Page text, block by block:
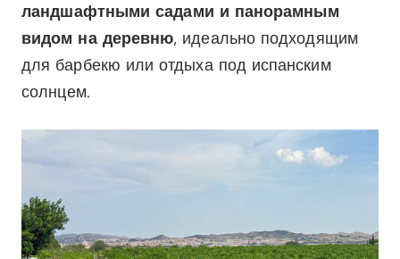
ландшафтными садами и панорамным
видом на деревню, идеально подходящим
для барбекю или отдыха под испанским
солнцем.